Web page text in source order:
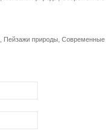
Пейзажи природы, Современные